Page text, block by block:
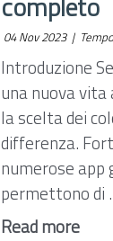
04 Nov 2023 |
Introduzione
una nuova
la scelta dei
differenza.
numerose
permettono di
Read more